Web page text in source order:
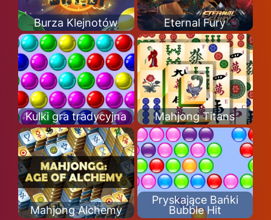
Burza Klejnotów Eternal Fury
Kulki gra tradycyjna Mahjong Titans
Mahjong Alchemy
Pryskające Bańki
Bubble Hit